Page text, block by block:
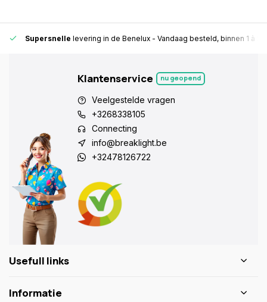
Supersnelle levering in de Benelux - Vandaag besteld, binnen 1 à 2
Klantenservice nu geopend
Veelgestelde vragen
+3268338105
Connecting
info@breaklight.be
+32478126722
Usefull links
Informatie